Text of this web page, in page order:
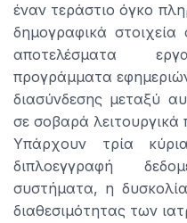
έναν τεράστιο όγκο
δημογραφικά στοιχεία
αποτελέσματα
προγράμματα
διασύνδεσης μεταξύ
σε σοβαρά
Υπάρχουν τρία
διπλοεγγραφή
συστήματα, η
διαθεσιμότητας των